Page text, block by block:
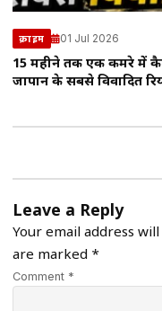
क्राइम 01 Jul 2026
15 महीने तक एक कमरे में
जापान के सबसे विवादित
Leave a Reply
Your email address
are marked *
Comment *